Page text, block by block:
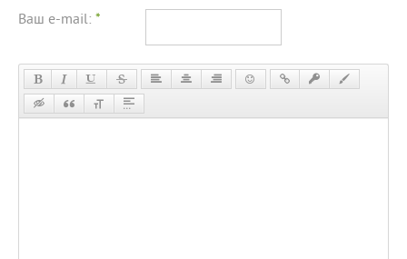
Ваш e-mail: *